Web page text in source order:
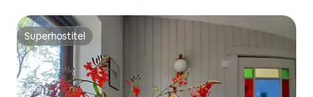
Superhostiteľ
Superhostiteľ